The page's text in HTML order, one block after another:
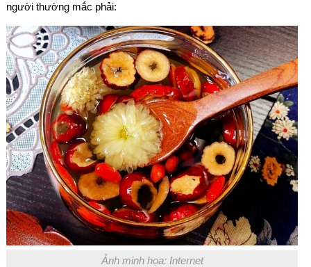
người thường mắc phải:
Ảnh minh họa: Internet